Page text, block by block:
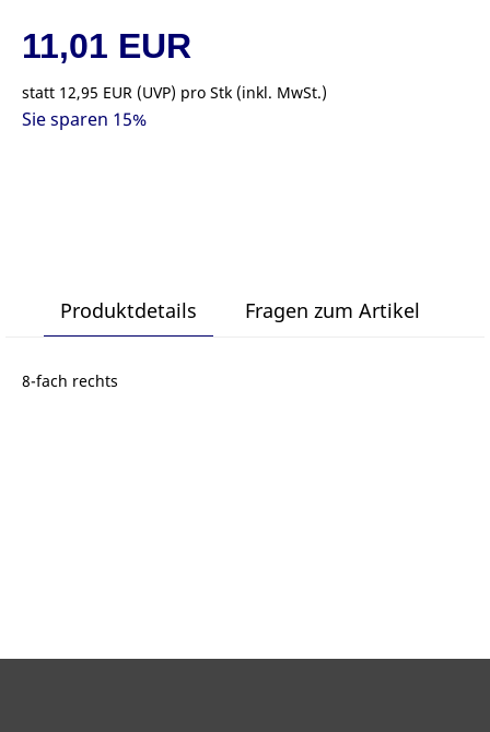
11,01 EUR
statt 12,95 EUR (UVP) pro Stk (inkl. MwSt.)
Sie sparen 15%
Produktdetails Fragen zum Artikel
8-fach rechts